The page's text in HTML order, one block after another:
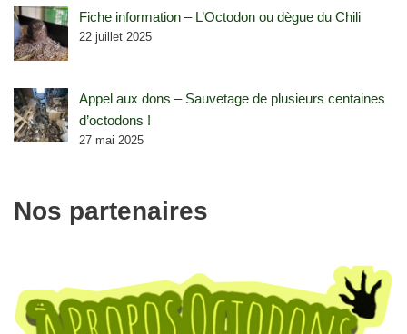
Fiche information – L’Octodon ou dègue du Chili
22 juillet 2025
Appel aux dons – Sauvetage de plusieurs centaines
d’octodons !
27 mai 2025
Nos partenaires